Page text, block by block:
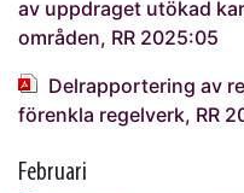
av uppdraget utökad
områden, RR 2025:05
Delrapportering av
förenkla regelverk, RR
Februari